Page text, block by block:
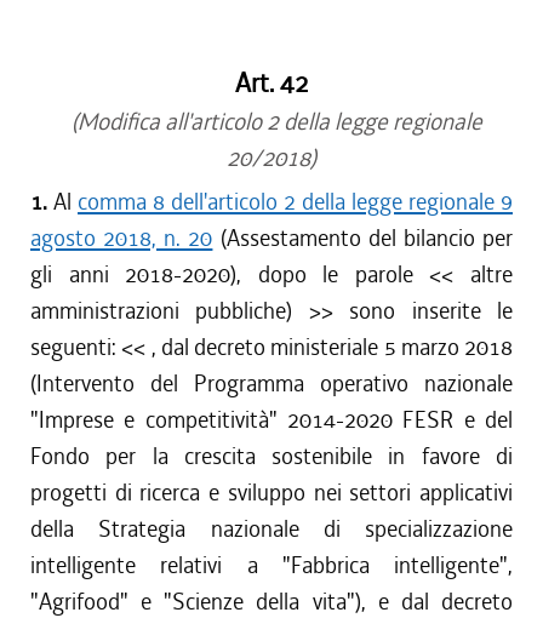
Art. 42
(Modifica all'articolo 2 della legge regionale
20/2018)
1. Al comma 8 dell'articolo 2 della legge regionale 9
agosto 2018, n. 20 (Assestamento del bilancio per
gli anni 2018-2020), dopo le parole << altre
amministrazioni pubbliche) >> sono inserite le
seguenti: << , dal decreto ministeriale 5 marzo 2018
(Intervento del Programma operativo nazionale
"Imprese e competitività" 2014-2020 FESR e del
Fondo per la crescita sostenibile in favore di
progetti di ricerca e sviluppo nei settori applicativi
della Strategia nazionale di specializzazione
intelligente relativi a "Fabbrica intelligente",
"Agrifood" e "Scienze della vita"), e dal decreto